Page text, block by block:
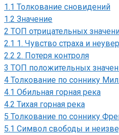
1.1 Толкование сновидений
1.2 Значение
2 ТОП отрицательных
2.1 1. Чувство страха и
2.2 2. Потеря контроля
3 ТОП положительных
4 Толкование по соннику
4.1 Обильная горная река
4.2 Тихая горная река
5 Толкование по соннику
5.1 Символ свободы и